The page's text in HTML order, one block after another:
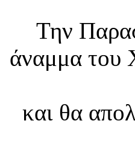
Την
άναμμα του
και θα